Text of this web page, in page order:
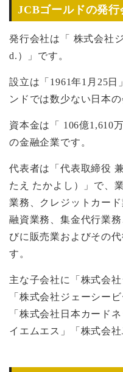
JCBゴールドの発行
発行会社は「 株式会社
d.）」です。
設立は「1961年1月25
ンドでは数少ない日本の
資本金は「 106億1,610
の金融企業です。
代表者は「代表取締役
たえ たかよし）」で、
業務、クレジットカー
融資業務、集金代行業
びに販売業およびその
す。
主な子会社に「株式会
「株式会社ジェーシー
「株式会社日本カード
イエムエス」「株式会